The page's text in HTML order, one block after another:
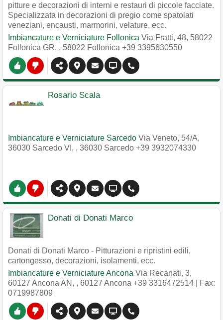
pitture e decorazioni di interni e restauri di piccole facciate.
Specializzata in decorazioni di pregio come spatolati
veneziani, encausti, marmorini, velature, ecc.
Imbiancature e Verniciature Follonica Via Fratti, 48, 58022
Follonica GR, , 58022 Follonica +39 3395630550
Rosario Scala
Imbiancature e Verniciature Sarcedo Via Veneto, 54/A,
36030 Sarcedo VI, , 36030 Sarcedo +39 3932074330
Donati di Donati Marco
Donati di Donati Marco - Pitturazioni e ripristini edili,
cartongesso, decorazioni, isolamenti, ecc.
Imbiancature e Verniciature Ancona Via Recanati, 3,
60127 Ancona AN, , 60127 Ancona +39 3316472514 | Fax:
0719987809